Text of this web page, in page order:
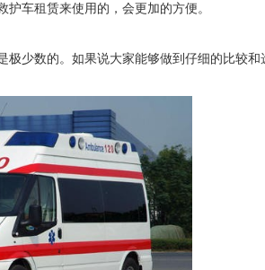
车租赁来使用的，会更加的方便。
少数的。如果说大家能够做到仔细的比较